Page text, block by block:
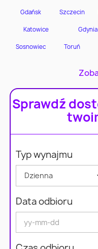
Sprawdź
Typ wynajmu
Data odbioru